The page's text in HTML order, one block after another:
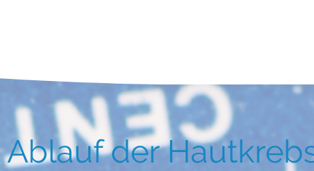
Ablauf der